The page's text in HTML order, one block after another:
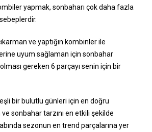
yapmak, sonbaharı çok daha fazla
ve yaptığın kombinler ile
uyum sağlaman için sonbahar
gereken 6 parçayı senin için bir
bir bulutlu günleri için en doğru
sonbahar tarzını en etkili şekilde
sezonun en trend parçalarına yer